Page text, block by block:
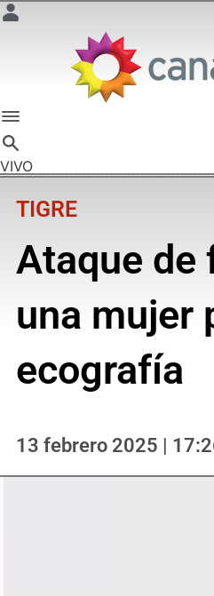
VIVO
TIGRE
Ataque de
una mujer
ecografía
13 febrero 2025 |